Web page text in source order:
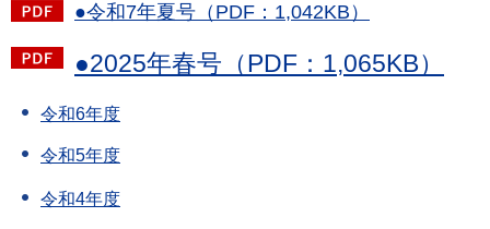
●令和7年夏号（PDF：1,042KB）
●2025年春号（PDF：1,065KB）
令和6年度
令和5年度
令和4年度